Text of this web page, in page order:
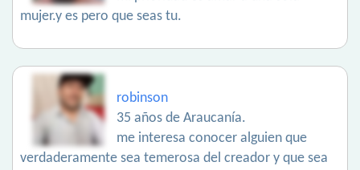
mujer.y es pero que seas tu.
robinson
35 años de Araucanía.
me interesa conocer alguien que
verdaderamente sea temerosa del creador y que sea